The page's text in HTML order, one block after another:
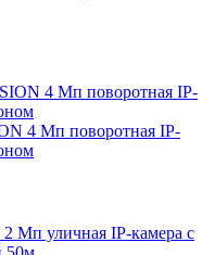
4 Мп поворотная IP-